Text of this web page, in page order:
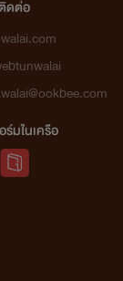
ดต่อ
มในเครือ